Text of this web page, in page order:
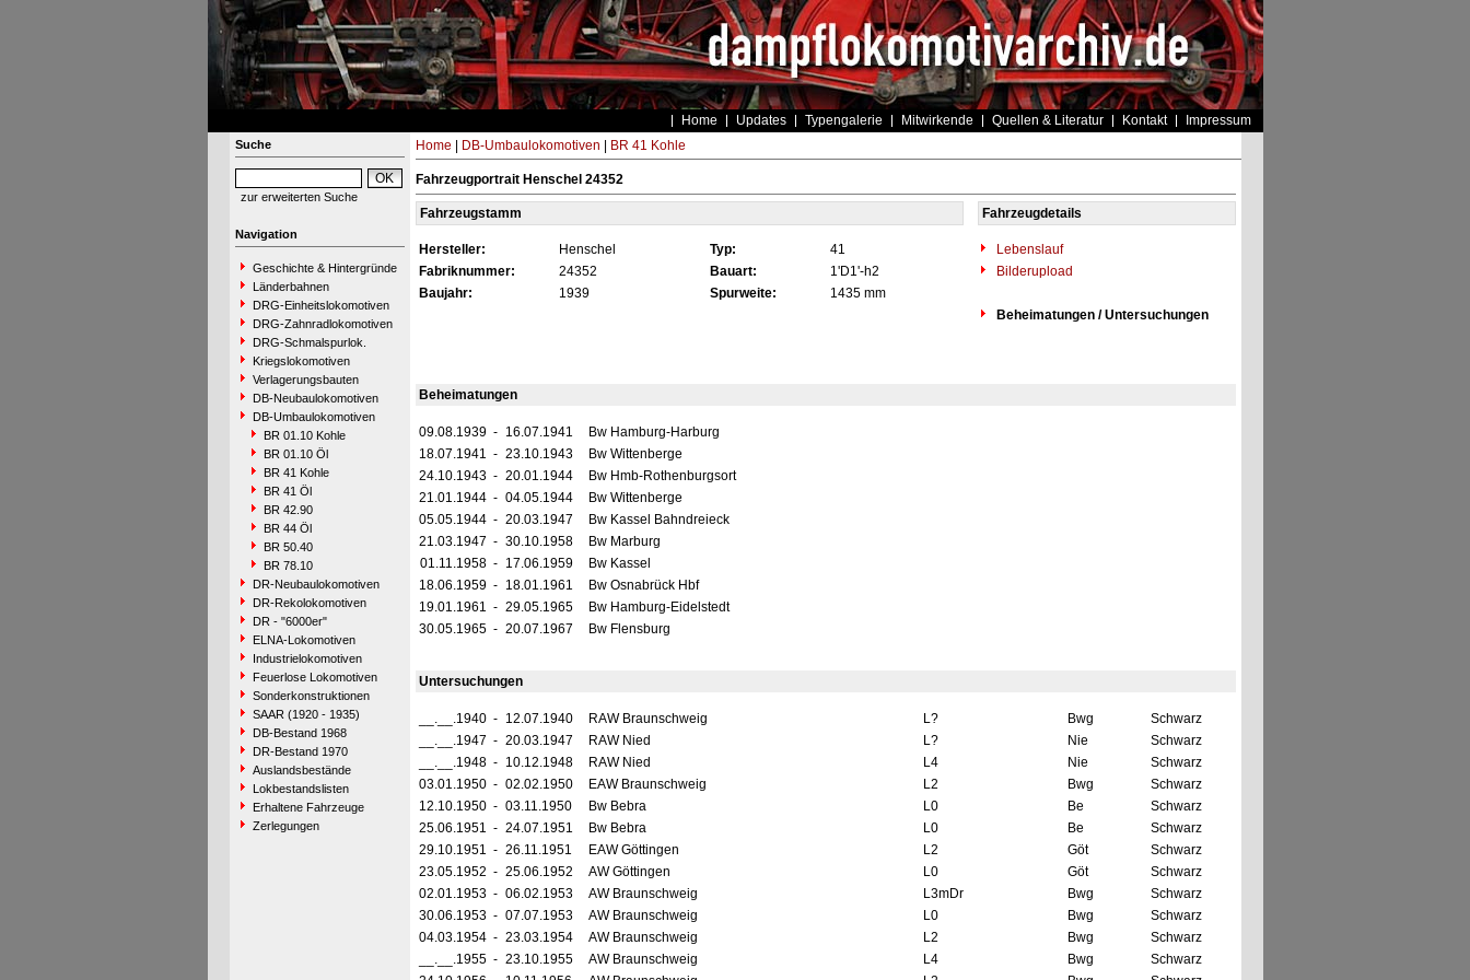
Home Updates Typengalerie Mitwirkende Quellen & Literatur Kontakt Impressum
Suche
zur erweiterten Suche
Navigation
Geschichte & Hintergründe
Länderbahnen
DRG-Einheitslokomotiven
DRG-Zahnradlokomotiven
DRG-Schmalspurlok.
Kriegslokomotiven
Verlagerungsbauten
DB-Neubaulokomotiven
DB-Umbaulokomotiven
BR 01.10 Kohle
BR 01.10 Öl
BR 41 Kohle
BR 41 Öl
BR 42.90
BR 44 Öl
BR 50.40
BR 78.10
DR-Neubaulokomotiven
DR-Rekolokomotiven
DR - "6000er"
ELNA-Lokomotiven
Industrielokomotiven
Feuerlose Lokomotiven
Sonderkonstruktionen
SAAR (1920 - 1935)
DB-Bestand 1968
DR-Bestand 1970
Auslandsbestände
Lokbestandslisten
Erhaltene Fahrzeuge
Zerlegungen
Home DB-Umbaulokomotiven BR 41 Kohle
Fahrzeugportrait Henschel 24352
Fahrzeugstamm Fahrzeugdetails
Hersteller: Henschel Typ: 41
Lebenslauf
Fabriknummer:
24352 Bauart: 1'D1'-h2
Bilderupload
Baujahr:
1939 Spurweite:
1435 mm
Beheimatungen / Untersuchungen
Beheimatungen
09.08.1939 - 16.07.1941
Bw Hamburg-Harburg
18.07.1941 - 23.10.1943
Bw Wittenberge
24.10.1943 - 20.01.1944
Bw Hmb-Rothenburgsort
21.01.1944 - 04.05.1944
Bw Wittenberge
05.05.1944 - 20.03.1947
Bw Kassel Bahndreieck
21.03.1947 - 30.10.1958
Bw Marburg
01.11.1958 - 17.06.1959
Bw Kassel
18.06.1959 - 18.01.1961
Bw Osnabrück Hbf
19.01.1961 - 29.05.1965
Bw Hamburg-Eidelstedt
30.05.1965 - 20.07.1967 Bw Flensburg
Untersuchungen
__.__.1940 - 12.07.1940 RAW Braunschweig L? Bwg
Schwarz
__.__.1947 - 20.03.1947 RAW Nied L? Nie
Schwarz
__.__.1948 - 10.12.1948 RAW Nied L4 Nie
Schwarz
03.01.1950 - 02.02.1950 EAW Braunschweig L2 Bwg
Schwarz
12.10.1950 - 03.11.1950 Bw Bebra L0 Be
Schwarz
25.06.1951 - 24.07.1951 Bw Bebra L0 Be
Schwarz
29.10.1951 - 26.11.1951 EAW Göttingen L2 Göt
Schwarz
23.05.1952 - 25.06.1952 AW Göttingen L0 Göt
Schwarz
02.01.1953 - 06.02.1953 AW Braunschweig L3mDr Bwg
Schwarz
30.06.1953 - 07.07.1953 AW Braunschweig L0 Bwg
Schwarz
04.03.1954 - 23.03.1954 AW Braunschweig L2 Bwg
Schwarz
__.__.1955 - 23.10.1955 AW Braunschweig L4 Bwg
Schwarz